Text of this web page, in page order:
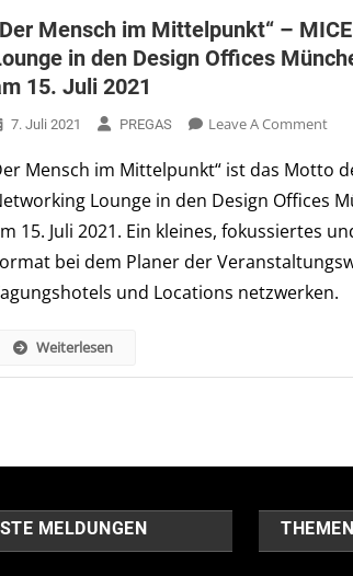
Mensch im Mittelpunkt“ –
in den Design Offices
15. Juli 2021
7. Juli 2021 PREGAS Leave A CommentOn
Im
Den
15.
Juli
Mensch im Mittelpunkt“ ist das Motto
Lounge in den Design Offices
15. Juli 2021. Ein kleines, fokussiertes
bei dem Planer der
und Locations netzwerken.
Weiterlesen
MELDUNGEN THEMEN